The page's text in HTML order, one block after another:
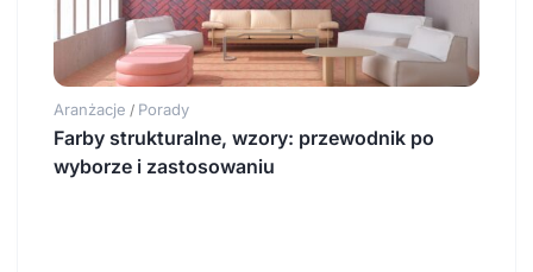
Aranżacje / Porady
Farby strukturalne, wzory: przewodnik po
wyborze i zastosowaniu